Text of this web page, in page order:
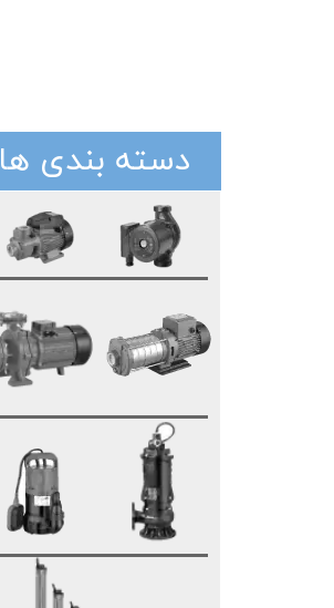
دسته بندی ها